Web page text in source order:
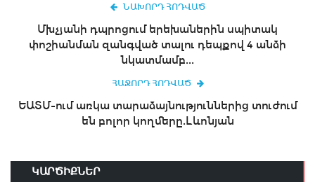
ՆԱԽՈՐԴ ՀՈԴՎԱԾ
Մխչյանի դպրոցում երեխաներին սպիտակ
փոշիանման զանգված տալու դեպքով 4 անձի
նկատմամբ...
ՀԱՋՈՐԴ ՀՈԴՎԱԾ
ԵԱՏՄ-ում առկա տարաձայնություններից տուժում
են բոլոր կողմերը.Լևոնյան
ԿԱՐԾԻՔՆԵՐ